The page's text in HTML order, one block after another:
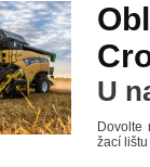
U
Dovolte
žací